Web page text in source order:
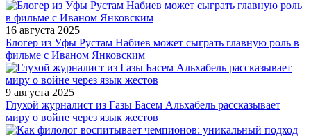
16 августа 2025
Блогер из Уфы Рустам Набиев может сыграть главную роль в
фильме с Иваном Янковским
9 августа 2025
Глухой журналист из Газы Басем Альхабель рассказывает
миру о войне через язык жестов